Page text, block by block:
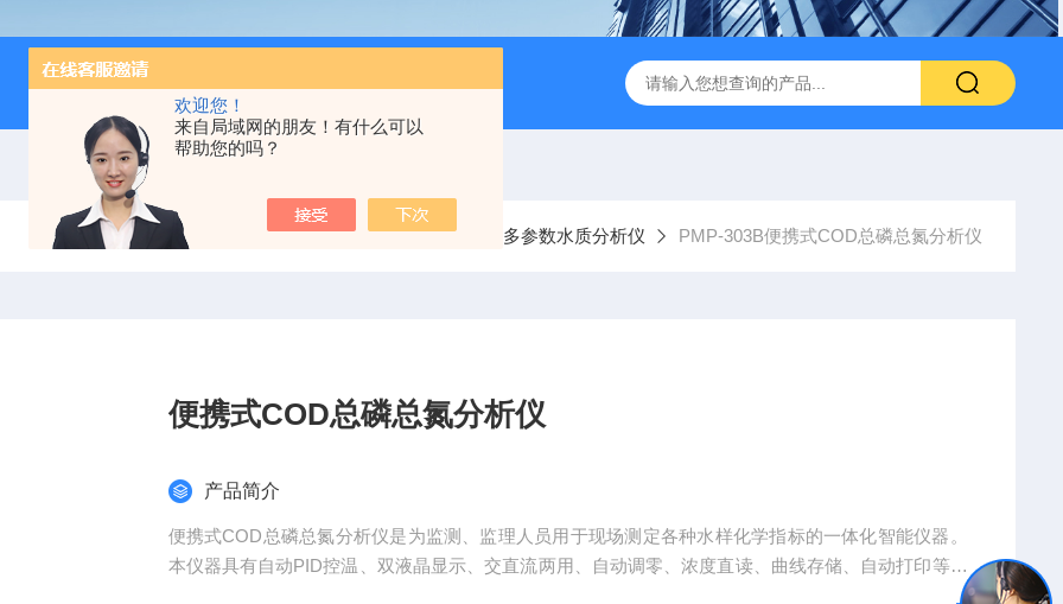
欢迎您！
来自局域网的朋友！有什么可以
帮助您的吗？
当前位置： 首页 产品中心 水质检测分析仪 多参数水质分析仪 PMP-303B便携式COD总磷总氮分析仪
便携式COD总磷总氮分析仪
产品简介
便携式COD总磷总氮分析仪是为监测、监理人员用于现场测定各种水样化学指标的一体化智能仪器。
本仪器具有自动PID控温、双液晶显示、交直流两用、自动调零、浓度直读、曲线存储、自动打印等特